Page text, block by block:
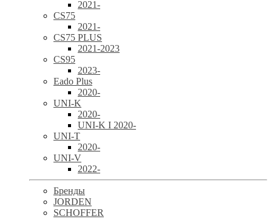
2021-
CS75
2021-
CS75 PLUS
2021-2023
CS95
2023-
Eado Plus
2020-
UNI-K
2020-
UNI-K I 2020-
UNI-T
2020-
UNI-V
2022-
Бренды
JORDEN
SCHOFFER